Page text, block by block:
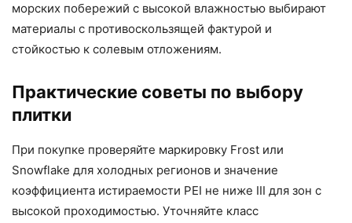
морских побережий с высокой влажностью выбирают
материалы с противоскользящей фактурой и
стойкостью к солевым отложениям.
Практические советы по выбору
плитки
При покупке проверяйте маркировку Frost или
Snowflake для холодных регионов и значение
коэффициента истираемости PEI не ниже III для зон с
высокой проходимостью. Уточняйте класс